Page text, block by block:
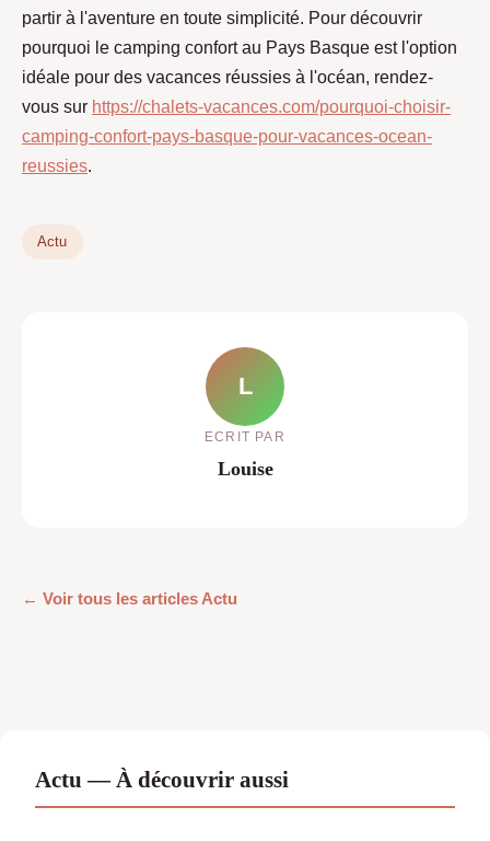
partir à l'aventure en toute simplicité. Pour découvrir
pourquoi le camping confort au Pays Basque est l'option
idéale pour des vacances réussies à l'océan, rendez-
vous sur https://chalets-vacances.com/pourquoi-choisir-
camping-confort-pays-basque-pour-vacances-ocean-
reussies.
Actu
L
ECRIT PAR
Louise
← Voir tous les articles Actu
Actu — À découvrir aussi